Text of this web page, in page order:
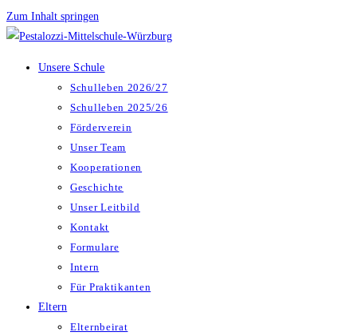
Zum Inhalt springen
Unsere Schule
Schulleben 2026/27
Schulleben 2025/26
Förderverein
Unser Team
Kooperationen
Geschichte
Unser Leitbild
Kontakt
Formulare
Intern
Für Praktikanten
Eltern
Elternbeirat